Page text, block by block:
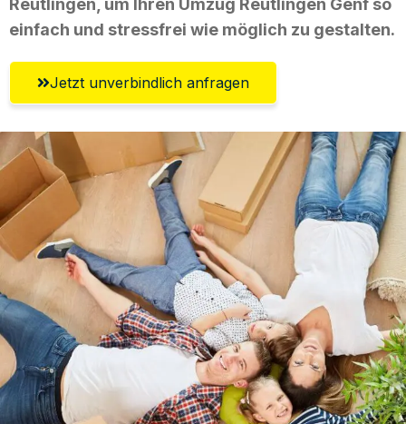
Reutlingen, um Ihren Umzug Reutlingen Genf so
einfach und stressfrei wie möglich zu gestalten.
Jetzt unverbindlich anfragen